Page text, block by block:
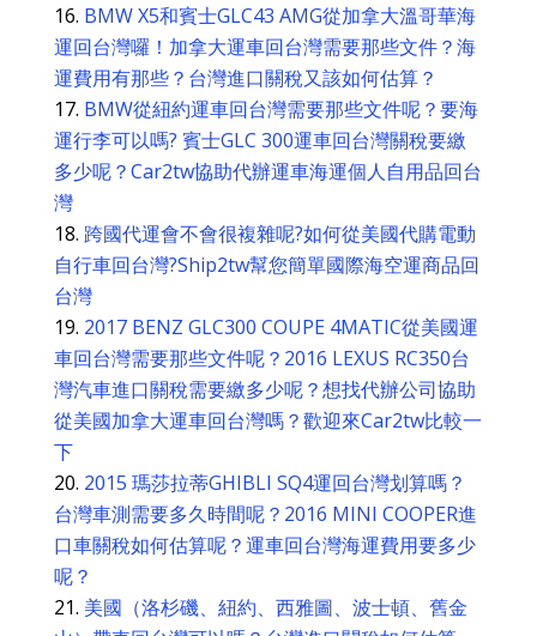
BMW X5和賓士GLC43 AMG從加拿大溫哥華海
運回台灣囉！加拿大運車回台灣需要那些文件？海
運費用有那些？台灣進口關稅又該如何估算？
BMW從紐約運車回台灣需要那些文件呢？要海
運行李可以嗎? 賓士GLC 300運車回台灣關稅要繳
多少呢？Car2tw協助代辦運車海運個人自用品回台
灣
跨國代運會不會很複雜呢?如何從美國代購電動
自行車回台灣?Ship2tw幫您簡單國際海空運商品回
台灣
2017 BENZ GLC300 COUPE 4MATIC從美國運
車回台灣需要那些文件呢？2016 LEXUS RC350台
灣汽車進口關稅需要繳多少呢？想找代辦公司協助
從美國加拿大運車回台灣嗎？歡迎來Car2tw比較一
下
2015 瑪莎拉蒂GHIBLI SQ4運回台灣划算嗎？
台灣車測需要多久時間呢？2016 MINI COOPER進
口車關稅如何估算呢？運車回台灣海運費用要多少
呢？
美國（洛杉磯、紐約、西雅圖、波士頓、舊金